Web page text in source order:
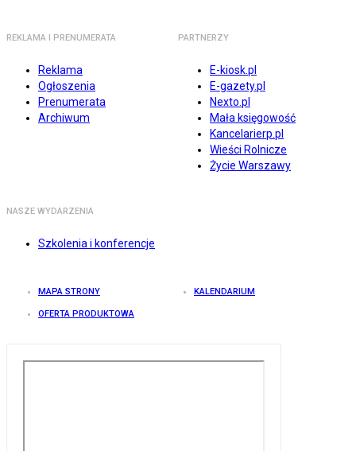
REKLAMA I PRENUMERATA
Reklama
Ogłoszenia
Prenumerata
Archiwum
PARTNERZY
E-kiosk.pl
E-gazety.pl
Nexto.pl
Mała księgowość
Kancelarierp.pl
Wieści Rolnicze
Życie Warszawy
NASZE WYDARZENIA
Szkolenia i konferencje
MAPA STRONY KALENDARIUM
OFERTA PRODUKTOWA